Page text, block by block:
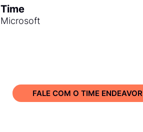
Time
Microsoft
“ FALE COM O TIME ENDEAVOR